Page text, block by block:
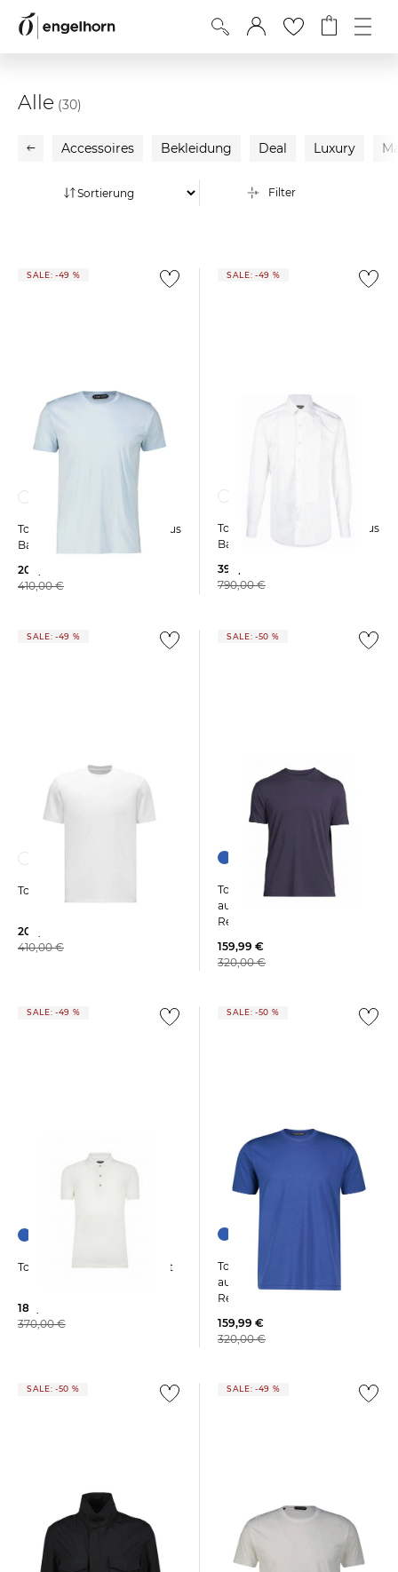
Alle (30)
Accessoires Bekleidung Deal Luxury
Filter
SALE: -49 %
Tom Ford | Herren T-Shirt aus
Baumwolle und Seide
209,99 €
410,00 €
SALE: -49 %
Tom Ford | Herren Hemd aus
Baumwolle Slim Fit
399,99 €
790,00 €
SALE: -49 %
209,99 €
410,00 €
SALE: -50 %
Tom Ford | Herren T-Shirt
aus Lyocell aus Baumwolle
Regular Fit
159,99 €
320,00 €
SALE: -49 %
Tom Ford | Herren Poloshirt
189,99 €
370,00 €
SALE: -50 %
Tom Ford | Herren T-Shirt
aus Lyocell aus Baumwolle
Regular Fit
159,99 €
320,00 €
SALE: -50 % SALE: -49 %